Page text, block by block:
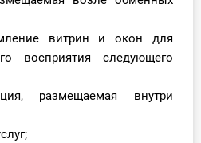
витрин и окон для
восприятия следующего
размещаемая внутри